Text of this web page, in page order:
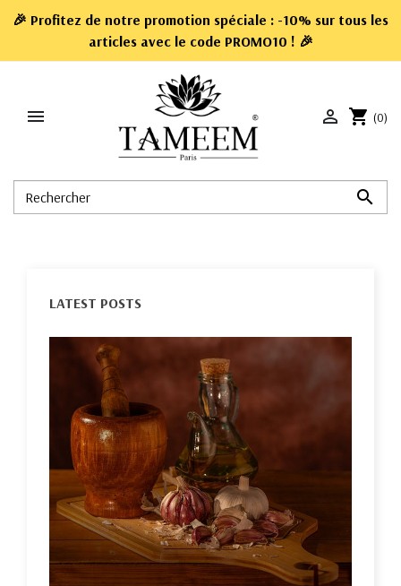
🎉 Profitez de notre promotion spéciale : -10% sur tous les
articles avec le code PROMO10 ! 🎉


 shopping_cart (0)
LATEST POSTS